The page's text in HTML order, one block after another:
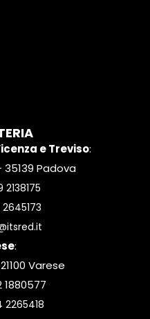
e Treviso:
35139 Padova
:
Varese
1880577
2265418